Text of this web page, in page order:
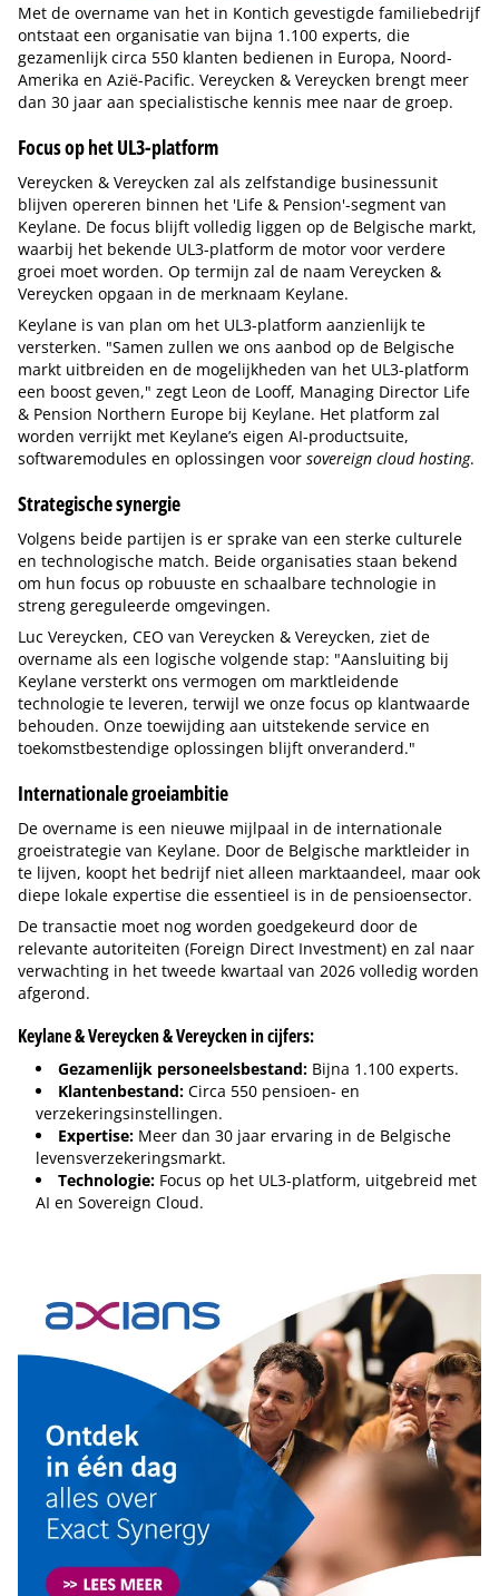
Met de overname van het in Kontich gevestigde familiebedrijf
ontstaat een organisatie van bijna 1.100 experts, die
gezamenlijk circa 550 klanten bedienen in Europa, Noord-
Amerika en Azië-Pacific. Vereycken & Vereycken brengt meer
dan 30 jaar aan specialistische kennis mee naar de groep.
Focus op het UL3-platform
Vereycken & Vereycken zal als zelfstandige businessunit
blijven opereren binnen het 'Life & Pension'-segment van
Keylane. De focus blijft volledig liggen op de Belgische markt,
waarbij het bekende UL3-platform de motor voor verdere
groei moet worden. Op termijn zal de naam Vereycken &
Vereycken opgaan in de merknaam Keylane.
Keylane is van plan om het UL3-platform aanzienlijk te
versterken. "Samen zullen we ons aanbod op de Belgische
markt uitbreiden en de mogelijkheden van het UL3-platform
een boost geven," zegt Leon de Looff, Managing Director Life
& Pension Northern Europe bij Keylane. Het platform zal
worden verrijkt met Keylane’s eigen AI-productsuite,
softwaremodules en oplossingen voor sovereign cloud hosting.
Strategische synergie
Volgens beide partijen is er sprake van een sterke culturele
en technologische match. Beide organisaties staan bekend
om hun focus op robuuste en schaalbare technologie in
streng gereguleerde omgevingen.
Luc Vereycken, CEO van Vereycken & Vereycken, ziet de
overname als een logische volgende stap: "Aansluiting bij
Keylane versterkt ons vermogen om marktleidende
technologie te leveren, terwijl we onze focus op klantwaarde
behouden. Onze toewijding aan uitstekende service en
toekomstbestendige oplossingen blijft onveranderd."
Internationale groeiambitie
De overname is een nieuwe mijlpaal in de internationale
groeistrategie van Keylane. Door de Belgische marktleider in
te lijven, koopt het bedrijf niet alleen marktaandeel, maar ook
diepe lokale expertise die essentieel is in de pensioensector.
De transactie moet nog worden goedgekeurd door de
relevante autoriteiten (Foreign Direct Investment) en zal naar
verwachting in het tweede kwartaal van 2026 volledig worden
afgerond.
Keylane & Vereycken & Vereycken in cijfers:
Gezamenlijk personeelsbestand: Bijna 1.100 experts.
Klantenbestand: Circa 550 pensioen- en
verzekeringsinstellingen.
Expertise: Meer dan 30 jaar ervaring in de Belgische
levensverzekeringsmarkt.
Technologie: Focus op het UL3-platform, uitgebreid met
AI en Sovereign Cloud.